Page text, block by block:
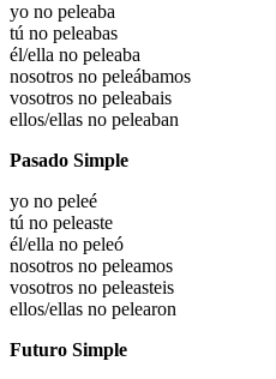
yo no peleaba
tú no peleabas
él/ella no peleaba
nosotros no peleábamos
vosotros no peleabais
ellos/ellas no peleaban
Pasado Simple
yo no peleé
tú no peleaste
él/ella no peleó
nosotros no peleamos
vosotros no peleasteis
ellos/ellas no pelearon
Futuro Simple